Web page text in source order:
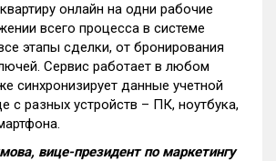
онлайн на одни рабочие
всего процесса в системе
этапы сделки, от бронирования
Сервис работает в любом
синхронизирует данные учетной
с разных устройств – ПК, ноутбука,
вице-президент по маркетингу